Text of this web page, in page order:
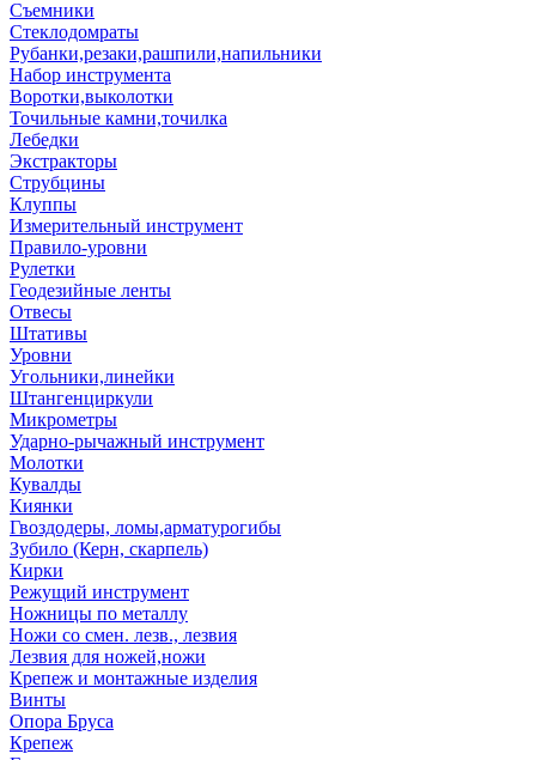
Съемники
Стеклодомраты
Рубанки,резаки,рашпили,напильники
Набор инструмента
Воротки,выколотки
Точильные камни,точилка
Лебедки
Экстракторы
Струбцины
Клуппы
Измерительный инструмент
Правило-уровни
Рулетки
Геодезийные ленты
Отвесы
Штативы
Уровни
Угольники,линейки
Штангенциркули
Микрометры
Ударно-рычажный инструмент
Молотки
Кувалды
Киянки
Гвоздодеры, ломы,арматурогибы
Зубило (Керн, скарпель)
Кирки
Режущий инструмент
Ножницы по металлу
Ножи со смен. лезв., лезвия
Лезвия для ножей,ножи
Крепеж и монтажные изделия
Винты
Опора Бруса
Крепеж